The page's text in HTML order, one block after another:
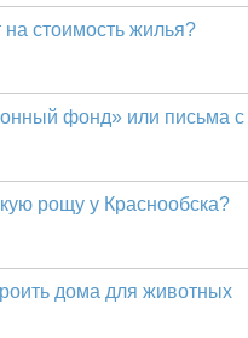
на стоимость жилья?
фонд» или письма с
рощу у Краснообска?
дома для животных